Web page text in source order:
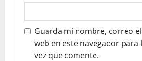
Guarda mi nombre, correo
web en este navegador para
vez que comente.